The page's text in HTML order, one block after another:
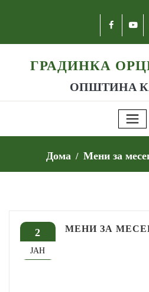
ГРАДИНКА
ОПШТИНА
Дома Мени за
2
ЈАН
МЕНИ ЗА